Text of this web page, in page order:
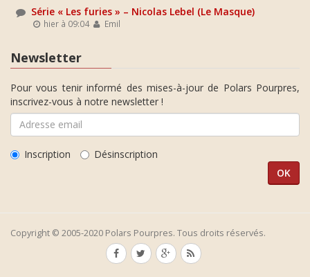
Série « Les furies » – Nicolas Lebel (Le Masque)
hier à 09:04 Emil
Newsletter
Pour vous tenir informé des mises-à-jour de Polars Pourpres,
inscrivez-vous à notre newsletter !
Inscription Désinscription
Copyright © 2005-2020 Polars Pourpres. Tous droits réservés.